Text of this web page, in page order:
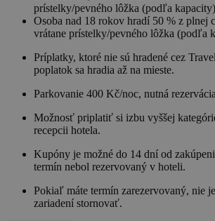
prístelky/pevného lôžka (podľa
Osoba nad 18 rokov hradí 50 % z plnej
vrátane prístelky/pevného lôžka (podľa
Príplatky, ktoré nie sú hradené cez
poplatok sa hradia až na mieste.
Parkovanie 400 Kč/noc, nutná
Možnosť priplatiť si izbu vyššej
recepcii hotela.
Kupóny je možné do 14 dní od
termín nebol rezervovaný v hoteli.
Pokiaľ máte termín zarezervovaný, nie
zariadení stornovať.